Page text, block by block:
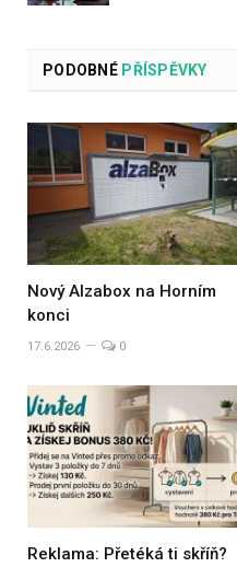
PODOBNÉPŘÍSPĚVKY
Nový Alzabox na Horním
konci
17.6.2026 0
Reklama: Přetéká ti skříň?